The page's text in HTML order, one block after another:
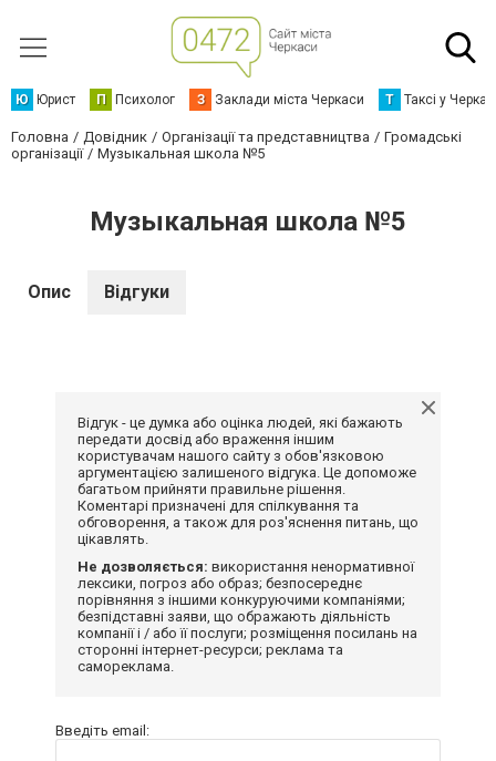
Ю Юрист П Психолог З Заклади міста Черкаси Т Таксі у
Головна Довідник Організації та представництва
Громадські
організації
Музыкальная школа №5
Музыкальная школа №5
Опис Відгуки
Відгук - це думка або оцінка людей, які бажають
передати досвід або враження іншим
користувачам нашого сайту з обов'язковою
аргументацією залишеного відгука. Це допоможе
багатьом прийняти правильне рішення.
Коментарі призначені для спілкування та
обговорення, а також для роз'яснення питань, що
цікавлять.
Не дозволяється: використання ненормативної
лексики, погроз або образ; безпосереднє
порівняння з іншими конкуруючими компаніями;
безпідставні заяви, що ображають діяльність
компанії і / або її послуги; розміщення посилань на
сторонні інтернет-ресурси; реклама та
самореклама.
Введіть email: